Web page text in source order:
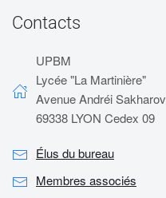
Contacts
UPBM
Lycée "La Martinière"
Avenue Andréi Sakharov
69338 LYON Cedex 09
Élus du bureau
Membres associés